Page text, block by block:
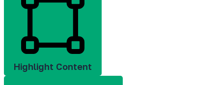
Highlight Content